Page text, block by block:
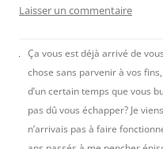
Laisser un commentaire
Ça vous est déjà arrivé de
chose sans parvenir à vos
d’un certain temps que vous
pas dû vous échapper? Je
n’arrivais pas à faire